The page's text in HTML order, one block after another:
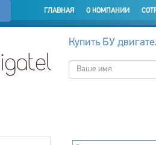
ГЛАВНАЯ О КОМПАНИИ
Купить БУ